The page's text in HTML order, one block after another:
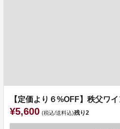
【定価より６%OFF】秩父ワ
¥5,600 (税込/送料込)残り2